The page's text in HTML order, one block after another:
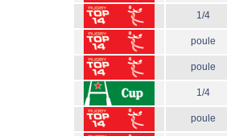
1/4
poule
poule
1/4
poule